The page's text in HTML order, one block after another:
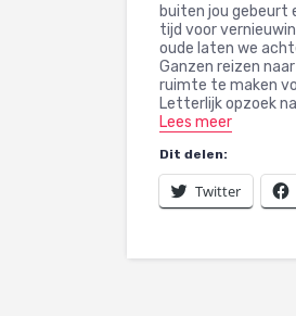
buiten jou gebeurt
tijd voor
oude laten we
Ganzen reizen
ruimte te maken
Letterlijk opzoek
Lees meer
Dit delen:
Twitter